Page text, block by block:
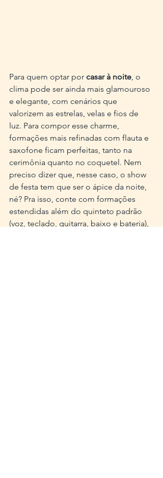
Para quem optar por casar à noite , o
clima pode ser ainda mais glamouroso
e elegante, com cenários que
valorizem as estrelas, velas e fios de
luz. Para compor esse charme,
formações mais refinadas com flauta e
saxofone ficam perfeitas, tanto na
cerimônia quanto no coquetel. Nem
preciso dizer que, nesse caso, o show
de festa tem que ser o ápice da noite,
né? Pra isso, conte com formações
estendidas além do quinteto padrão
(voz, teclado, guitarra, baixo e bateria),